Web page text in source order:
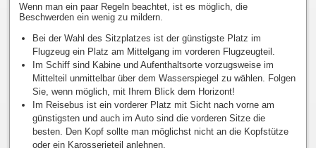
Wenn man ein paar Regeln beachtet, ist es möglich, die
Beschwerden ein wenig zu mildern.
Bei der Wahl des Sitzplatzes ist der günstigste Platz im
Flugzeug ein Platz am Mittelgang im vorderen Flugzeugteil.
Im Schiff sind Kabine und Aufenthaltsorte vorzugsweise im
Mittelteil unmittelbar über dem Wasserspiegel zu wählen. Folgen
Sie, wenn möglich, mit Ihrem Blick dem Horizont!
Im Reisebus ist ein vorderer Platz mit Sicht nach vorne am
günstigsten und auch im Auto sind die vorderen Sitze die
besten. Den Kopf sollte man möglichst nicht an die Kopfstütze
oder ein Karosserieteil anlehnen.